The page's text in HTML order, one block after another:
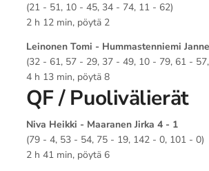
(21 - 51, 10 - 45, 34 - 74, 11 - 62)
2 h 12 min, pöytä 2
Leinonen Tomi - Hummastenniemi
(32 - 61, 57 - 29, 37 - 49, 10 - 79, 61 -
4 h 13 min, pöytä 8
QF / Puolivälierät
Niva Heikki - Maaranen Jirka 4 - 1
(79 - 4, 53 - 54, 75 - 19, 142 - 0, 101 - 0)
2 h 41 min, pöytä 6